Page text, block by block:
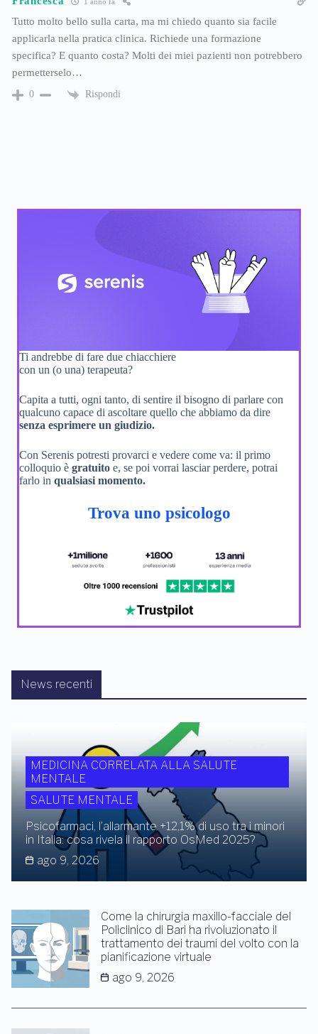
Tutto molto bello sulla carta, ma mi chiedo quanto sia facile
applicarla nella pratica clinica. Richiede una formazione
specifica? E quanto costa? Molti dei miei pazienti non potrebbero
permetterselo…
0 Rispondi
Ti andrebbe di fare due chiacchiere
con un (o una) terapeuta?
Capita a tutti, ogni tanto, di sentire il bisogno di parlare con
qualcuno capace di ascoltare quello che abbiamo da dire
senza esprimere un giudizio.
Con Serenis potresti provarci e vedere come va: il primo
colloquio è gratuito e, se poi vorrai lasciar perdere, potrai
farlo in qualsiasi momento.
Trova uno psicologo
News recenti
MEDICINA CORRELATA ALLA SALUTE
MENTALE
SALUTE MENTALE
Psicofarmaci, l’allarmante +12,1% di uso tra i minori
in Italia: cosa rivela il rapporto OsMed 2025?
ago 9, 2026
Come la chirurgia maxillo-facciale del
Policlinico di Bari ha rivoluzionato il
trattamento dei traumi del volto con la
pianificazione virtuale
ago 9, 2026